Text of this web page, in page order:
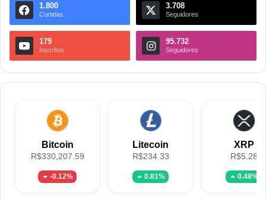
1.800
Curtidas
3.708
Seguidores
179
Inscritos
95.732
Seguidores
Bitcoin
R$330,207.59
-0.12%
Litecoin
R$234.33
0.81%
XRP
R$5.28
0.48%